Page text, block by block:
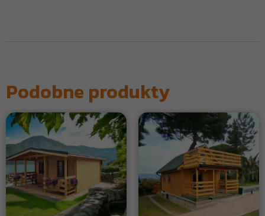
Podobne produkty